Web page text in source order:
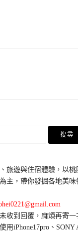
旅遊與住宿體驗，以桃
主，帶你發掘各地美味
收到回覆，麻煩再寄一
用iPhone17pro、SONY